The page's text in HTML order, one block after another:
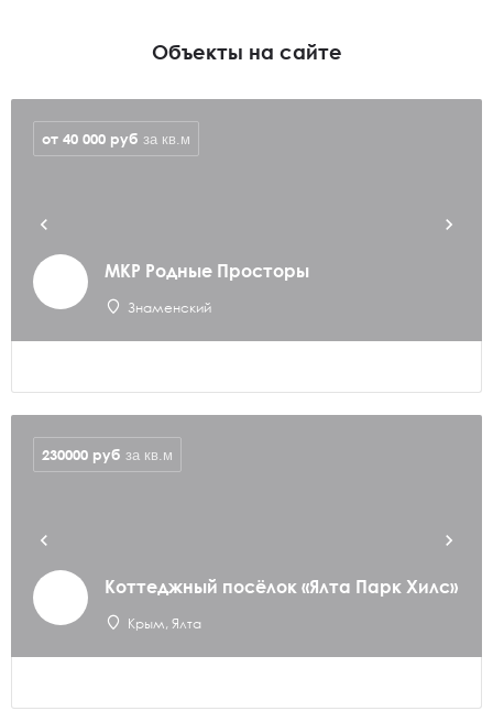
Объекты на сайте
МКР Родные Просторы
Знаменский
от 40 000 руб за кв.м
Коттеджный посёлок «Ялта Парк Хилс»
Крым, Ялта
230000 руб за кв.м